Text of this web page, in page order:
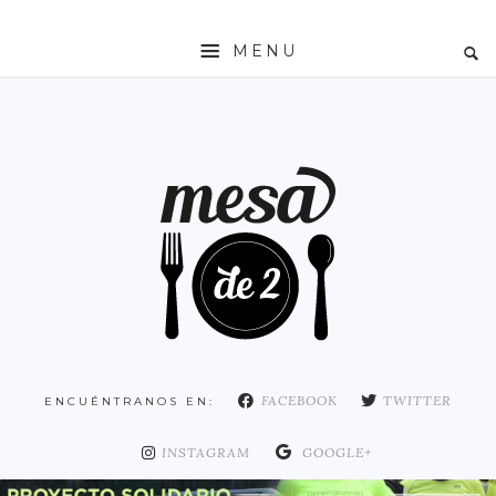
MENU
COMUNIDAD DE MADRID
DISTRITO ARGANZUELA
DISTRITO CHAMARTÍN
ENCUÉNTRANOS EN: FACEBOOK TWITTER
INSTAGRAM GOOGLE+